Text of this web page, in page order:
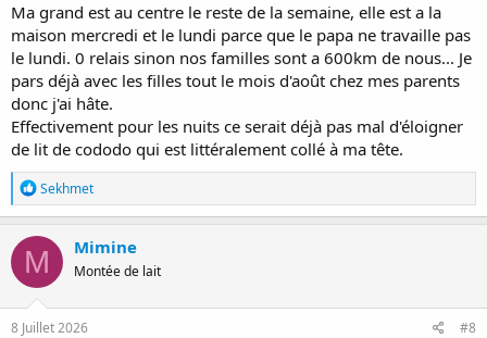
Et oui voir l'effet du médoc évidemment !
Ma grand est au centre le reste de la semaine, elle est a la
maison mercredi et le lundi parce que le papa ne travaille pas
le lundi. 0 relais sinon nos familles sont a 600km de nous... Je
pars déjà avec les filles tout le mois d'août chez mes parents
donc j'ai hâte.
Effectivement pour les nuits ce serait déjà pas mal d'éloigner
de lit de cododo qui est littéralement collé à ma tête.
R
é
a
c
t
i
o
n
s
Sekhmet
M Mimine
Montée de lait
8 Juillet 2026 #8